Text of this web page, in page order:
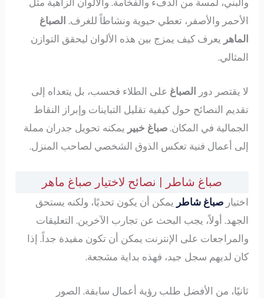
الأحمر والأصفر، تعطي حيوية ونشاطاً للغرف. الصباغ
الماهر يعرف كيف يمزج بين هذه الألوان ليحقق التوازن
المثالي.
لا يقتصر دور الصباغ على الطلاء فحسب، بل يتعداه إلى
تقديم النصائح حول كيفية تقليل التباينات وإبراز النقاط
الجمالية في المكان.صباغ خبير يمكنه تحويل جدران مملة
إلى أعمال فنية تعكس الذوق الشخصي لصاحب المنزل.
صباغ شاطر | نصائح لاختيار صباغ ماهر
اختيارصباغ شاطر يمكن أن يكون تحديًا، ولكنه يستحق
الجهد. أولاً، يجب البحث عن تجارب الآخرين. التعليقات
والمراجعات على الإنترنت يمكن أن تكون مفيدة جداً. إذا
كان لديهم سجل جيد، فهذه بداية مشجعة.
ثانيًا، من الأفضل طلب رؤية أعمال سابقة. الصور